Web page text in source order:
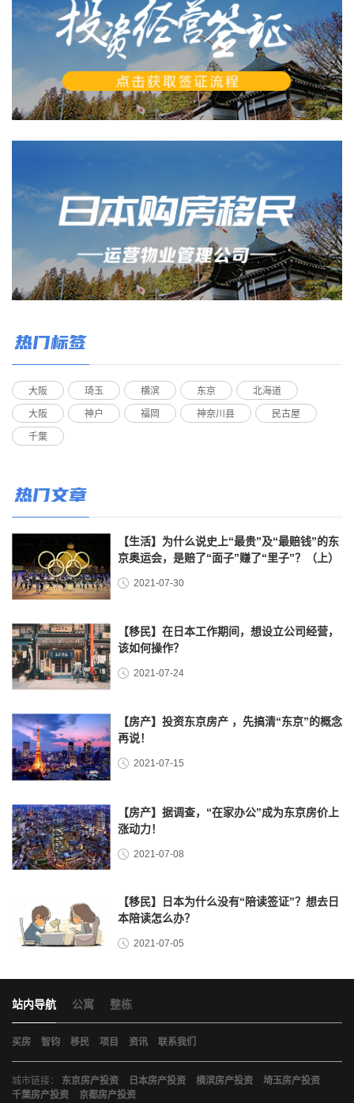
热门标签
大阪 琦玉 横滨 东京 北海道
大阪 神户 福岡 神奈川县 民古屋
千葉
热门文章
【生活】为什么说史上“最贵”及“最赔钱”的东
京奥运会，是赔了“面子”赚了“里子”？（上）
2021-07-30
【移民】在日本工作期间，想设立公司经营，
该如何操作？
2021-07-24
【房产】投资东京房产 ，先搞清“东京”的概念
再说！
2021-07-15
【房产】据调查，“在家办公”成为东京房价上
涨动力！
2021-07-08
【移民】日本为什么没有“陪读签证”？想去日
本陪读怎么办？
2021-07-05
站内导航 公寓 整栋
买房 智钧 移民 项目 资讯 联系我们
城市链接： 东京房产投资 日本房产投资 横滨房产投资
埼玉房产投资
千葉房产投资
京都房产投资